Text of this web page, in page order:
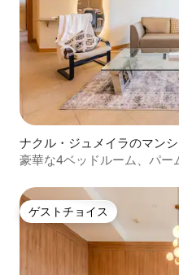
ナクル・ジュメイラのマン
豪華な4ベッドルーム、パー
ゲストチョイス
ゲストチョイス